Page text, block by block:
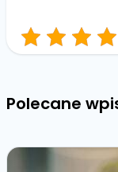
Polecane